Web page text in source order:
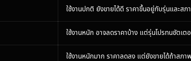
ใช้งานปกติ ยังขายได้ดี ราคาขึ้นอยู่กับรุ่นและสภ
ใช้งานหนัก อาจลดราคาบ้าง แต่รุ่นโปรทนชัตเต
ใช้งานหนักมาก ราคาลดลง แต่ยังขายได้ถ้าสภา